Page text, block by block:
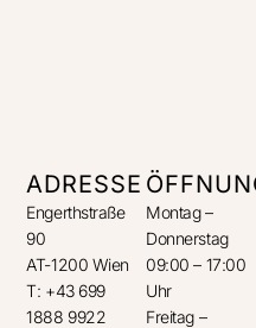
ADRESSE
Engerthstraße
90
AT-1200 Wien
T: +43 699
1888 9922
Montag –
Donnerstag
09:00 – 17:00
Uhr
Freitag –